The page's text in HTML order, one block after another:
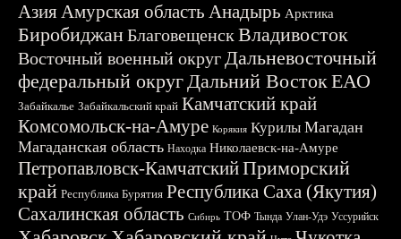
АзияАмурская область Анадырь Арктика
БиробиджанБлаговещенскВладивосток
Восточный военный округДальневосточный
федеральный округДальний ВостокЕАО
Забайкалье Забайкальский край Камчатский край
Комсомольск-на-Амуре Корякия Курилы Магадан
Магаданская область Находка Николаевск-на-Амуре
Петропавловск-КамчатскийПриморский
край Республика Бурятия Республика Саха (Якутия)
Сахалинская область Сибирь ТОФ Тында Улан-Удэ Уссурийск